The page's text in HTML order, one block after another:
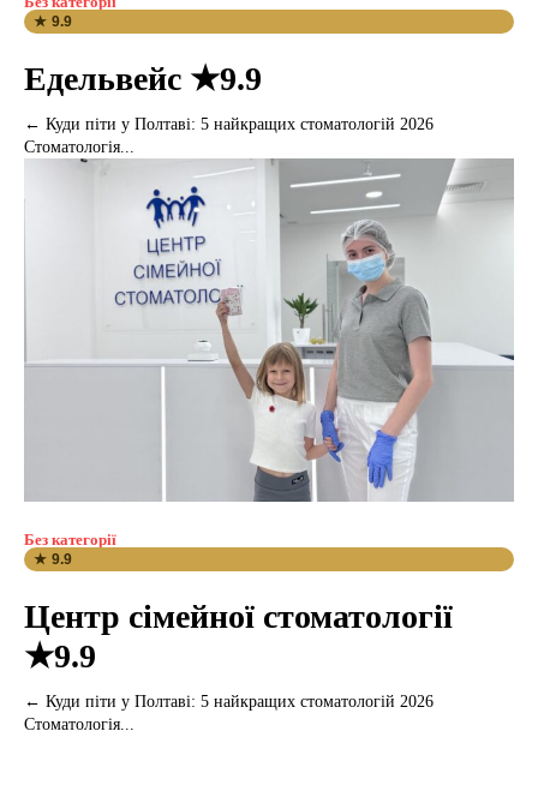
★ 9.9
Едельвейс ★9.9
← Куди піти у Полтаві: 5 найкращих стоматологій 2026
Стоматологія...
Без категорії
★ 9.9
Центр сімейної стоматології
★9.9
← Куди піти у Полтаві: 5 найкращих стоматологій 2026
Стоматологія...